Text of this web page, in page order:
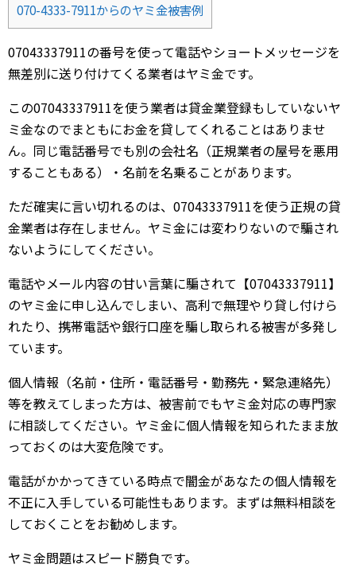
070-4333-7911からのヤミ金被害例
07043337911の番号を使って電話やショートメッセージを
無差別に送り付けてくる業者はヤミ金です。
この07043337911を使う業者は貸金業登録もしていないヤ
ミ金なのでまともにお金を貸してくれることはありませ
ん。同じ電話番号でも別の会社名（正規業者の屋号を悪用
することもある）・名前を名乗ることがあります。
ただ確実に言い切れるのは、07043337911を使う正規の貸
金業者は存在しません。ヤミ金には変わりないので騙され
ないようにしてください。
電話やメール内容の甘い言葉に騙されて【07043337911】
のヤミ金に申し込んでしまい、高利で無理やり貸し付けら
れたり、携帯電話や銀行口座を騙し取られる被害が多発し
ています。
個人情報（名前・住所・電話番号・勤務先・緊急連絡先）
等を教えてしまった方は、被害前でもヤミ金対応の専門家
に相談してください。ヤミ金に個人情報を知られたまま放
っておくのは大変危険です。
電話がかかってきている時点で闇金があなたの個人情報を
不正に入手している可能性もあります。まずは無料相談を
しておくことをお勧めします。
ヤミ金問題はスピード勝負です。